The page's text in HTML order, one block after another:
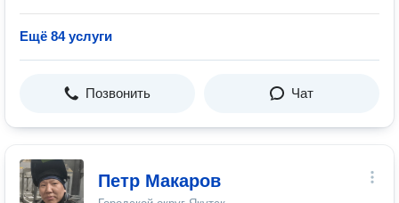
Ещё 84 услуги
Позвонить Чат
Петр Макаров